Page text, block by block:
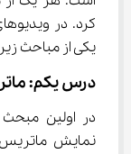
یکی از مباحث
درس یکم:
نمایش